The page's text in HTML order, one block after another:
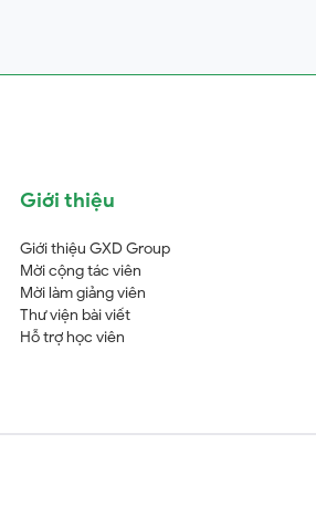
Giới thiệu
Giới thiệu GXD Group
Mời cộng tác viên
Mời làm giảng viên
Thư viện bài viết
Hỗ trợ học viên